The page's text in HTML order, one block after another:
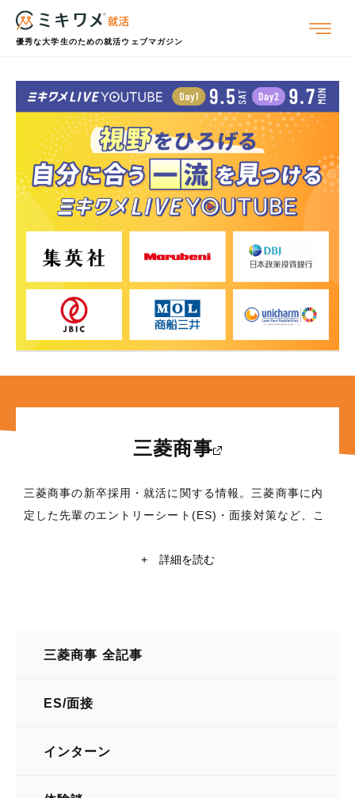
優秀な大学生のための就活ウェブマガジン
三菱商事
三菱商事の新卒採用・就活に関する情報。三菱商事に内
定した先輩のエントリーシート(ES)・面接対策など、こ
学・京都大学在籍の現役学生ライターによる三菱商事の
東京都千代田区丸の内2丁目3番1号
+ 詳細を読む
三菱商事 全記事
ES/面接
インターン